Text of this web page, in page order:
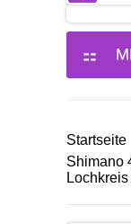
Startseite
Shimano